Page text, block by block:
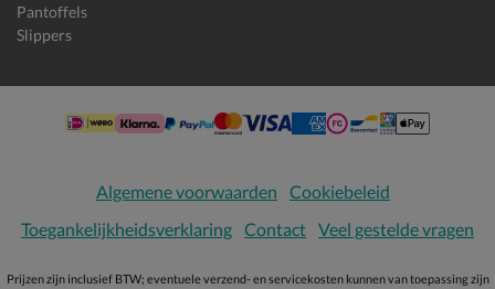
Pantoffels
Slippers
Algemene voorwaarden
Cookiebeleid
Toegankelijkheidsverklaring Contact Veel gestelde vragen
Prijzen zijn inclusief BTW; eventuele verzend- en servicekosten kunnen van toepassing zijn